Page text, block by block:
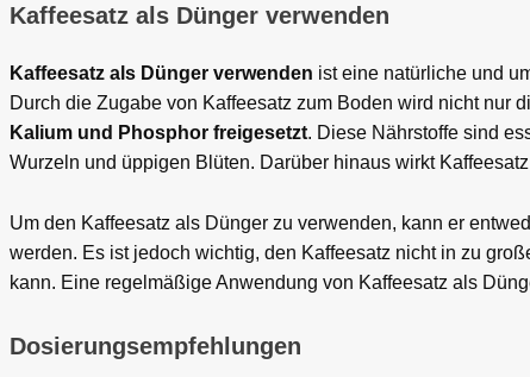
Kaffeesatz als Dünger verwenden
Kaffeesatz als Dünger verwenden ist eine natürliche und
Durch die Zugabe von Kaffeesatz zum Boden wird nicht nur
Kalium und Phosphor freigesetzt. Diese Nährstoffe sind
Wurzeln und üppigen Blüten. Darüber hinaus wirkt
Um den Kaffeesatz als Dünger zu verwenden, kann er
werden. Es ist jedoch wichtig, den Kaffeesatz nicht in zu
kann. Eine regelmäßige Anwendung von Kaffeesatz als
Dosierungsempfehlungen